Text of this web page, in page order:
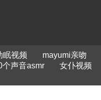
眠视频
mayumi亲吻
个声音asmr
女仆视频